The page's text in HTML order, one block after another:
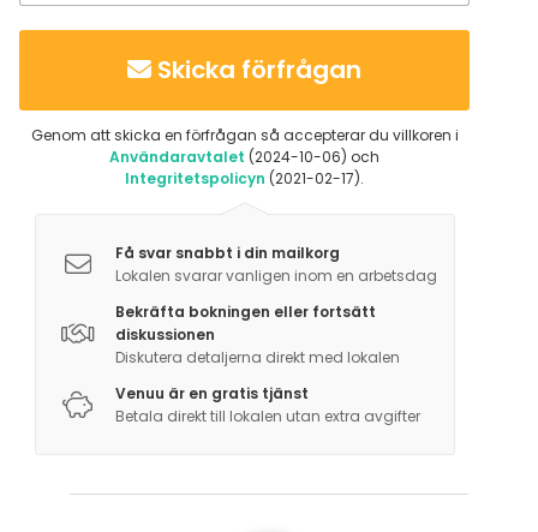
Skicka förfrågan
Genom att skicka en förfrågan så accepterar du villkoren i
Användaravtalet (2024-10-06) och
Integritetspolicyn (2021-02-17).
Få svar snabbt i din mailkorg
Lokalen svarar vanligen inom en arbetsdag
Bekräfta bokningen eller fortsätt
diskussionen
Diskutera detaljerna direkt med lokalen
Venuu är en gratis tjänst
Betala direkt till lokalen utan extra avgifter